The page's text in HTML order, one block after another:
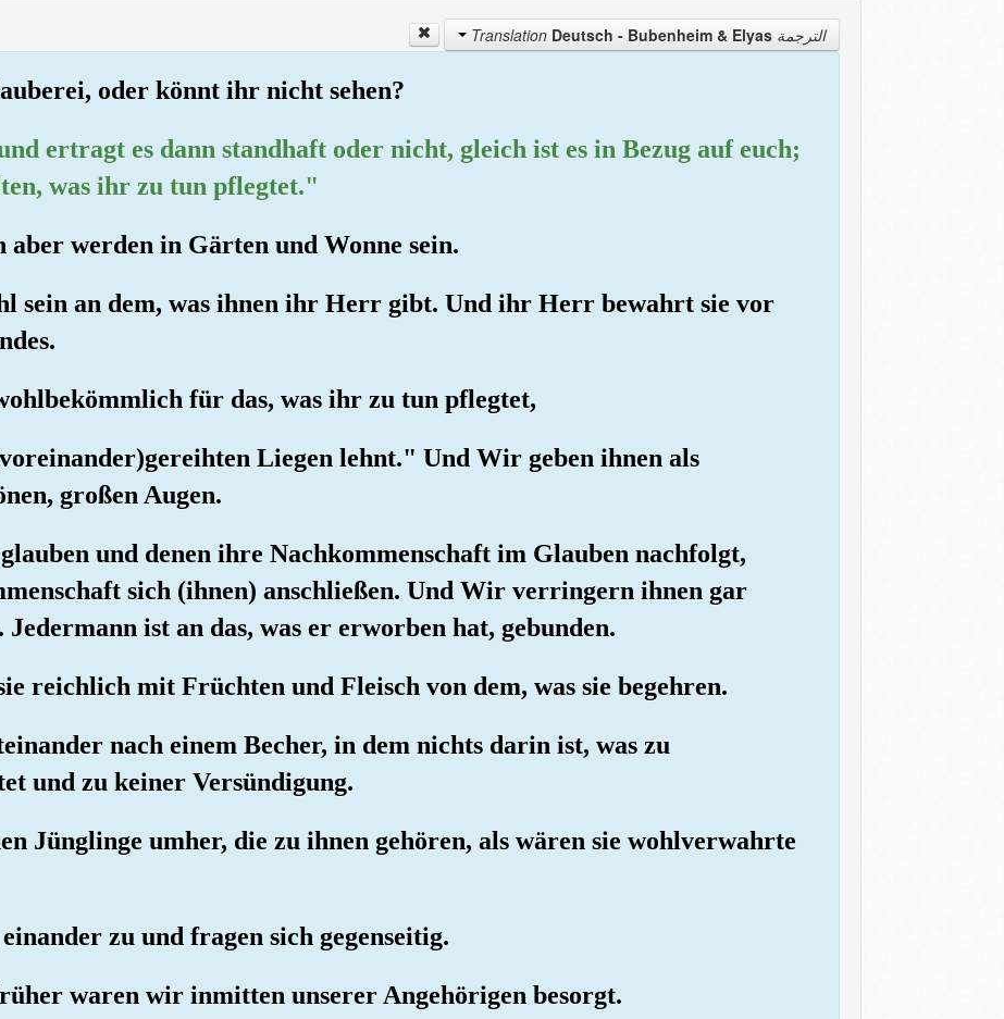
الترجمة Translation Deutsch - Bubenheim & Elyas
oder könnt ihr nicht sehen?
ertragt es dann standhaft oder nicht, gleich ist es in Bezug auf euch;
was ihr zu tun pflegtet."
werden in Gärten und Wonne sein.
sein an dem, was ihnen ihr Herr gibt. Und ihr Herr bewahrt sie vor
für das, was ihr zu tun pflegtet,
Liegen lehnt." Und Wir geben ihnen als
großen Augen.
und denen ihre Nachkommenschaft im Glauben nachfolgt,
sich (ihnen) anschließen. Und Wir verringern ihnen gar
ist an das, was er erworben hat, gebunden.
reichlich mit Früchten und Fleisch von dem, was sie begehren.
nach einem Becher, in dem nichts darin ist, was zu
und zu keiner Versündigung.
Jünglinge umher, die zu ihnen gehören, als wären sie wohlverwahrte
zu und fragen sich gegenseitig.
waren wir inmitten unserer Angehörigen besorgt.